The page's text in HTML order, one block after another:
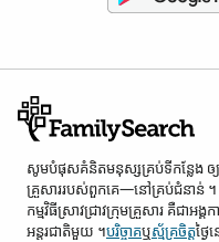
សូម​បំផុស​គំនិត​មនុស្ស​គ្រប់ទី​កន្លែង ឲ្
គ្រួសារ​របស់​ពួកគេ—នៅ​គ្រប់​ជំនាន់ ។
កម្មវិធី​ស្រាវជ្រាវ​ក្រុមគ្រួសារ គឺជា​អ
អន្តរជាតិ​មួយ ។បរិច្ចាគឬស្ម័គ្រចិត្តថ្ងៃ